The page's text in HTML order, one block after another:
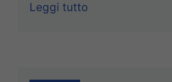
Leggi tutto